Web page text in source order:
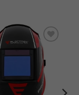
Ajouter
d’envies